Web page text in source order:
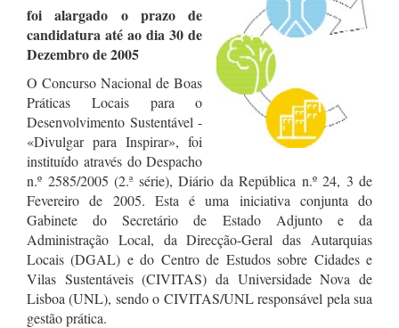
foi alargado o prazo de
candidatura até ao dia 30 de
Dezembro de 2005
O Concurso Nacional de Boas
Práticas Locais para o
Desenvolvimento Sustentável -
«Divulgar para Inspirar», foi
instituído através do Despacho
n.º 2585/2005 (2.ª série), Diário da República n.º 24, 3 de
Fevereiro de 2005. Esta é uma iniciativa conjunta do
Gabinete do Secretário de Estado Adjunto e da
Administração Local, da Direcção-Geral das Autarquias
Locais (DGAL) e do Centro de Estudos sobre Cidades e
Vilas Sustentáveis (CIVITAS) da Universidade Nova de
Lisboa (UNL), sendo o CIVITAS/UNL responsável pela sua
gestão prática.